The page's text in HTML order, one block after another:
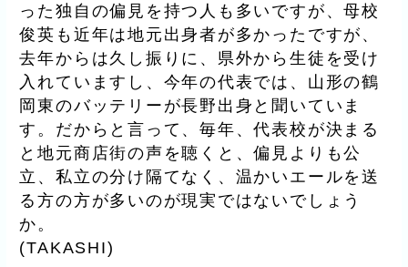
った独自の偏見を持つ人も多いですが、母校
俊英も近年は地元出身者が多かったですが、
去年からは久し振りに、県外から生徒を受け
入れていますし、今年の代表では、山形の鶴
岡東のバッテリーが長野出身と聞いていま
す。だからと言って、毎年、代表校が決まる
と地元商店街の声を聴くと、偏見よりも公
立、私立の分け隔てなく、温かいエールを送
る方の方が多いのが現実ではないでしょう
か。
(TAKASHI)